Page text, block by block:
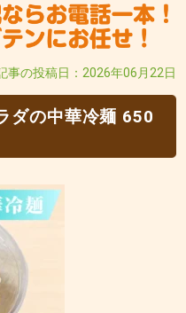
事の投稿日：2026年06月22日
ダの中華冷麺 650